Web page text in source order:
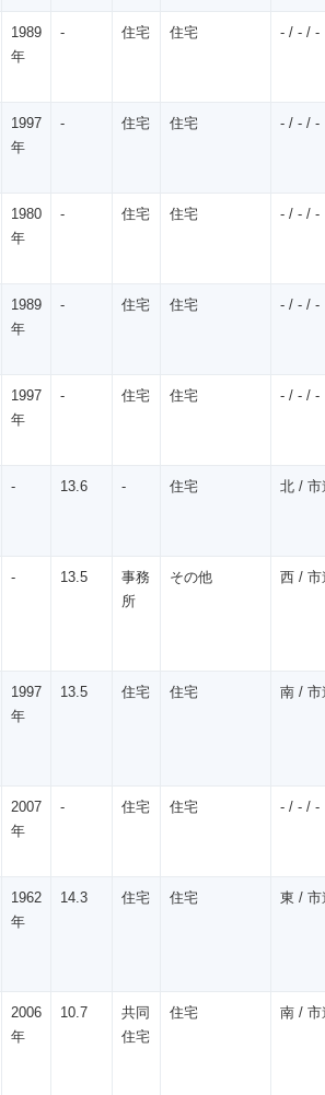
1989
年
- 住宅 住宅 - / - / -
1997
年
- 住宅 住宅 - / - / -
1980
年
- 住宅 住宅 - / - / -
1989
年
- 住宅 住宅 - / - / -
1997
年
- 住宅 住宅 - / - / -
- 13.6 - 住宅 北 / 市
- 13.5
事務
所
その他 西 / 市
1997
年
13.5 住宅 住宅 南 / 市
2007
年
- 住宅 住宅 - / - / -
1962
年
14.3 住宅 住宅 東 / 市
2006
年
10.7
共同
住宅
住宅 南 / 市